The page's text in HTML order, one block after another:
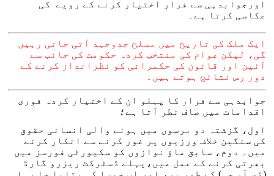
اورجوابدہی سے فرار اختیار کرنے کے رویے کی
عکاسی کرتا ہے۔
ایک ملک کی تاریخ میں مسلح جدوجہد آتی جاتی رہیں
گی، لیکن عوام کی منتخب کردہ حکومت کی جانب سے
آئین اور قانون کی حکمرانی کو نظرانداز کرنے کے
دور رس نتائج ہوتے ہیں۔
جوابدہی سے فرار کا پہلو ان کے اختیار کردہ فوری
اقدامات میں صاف نطر آتا ہے؛
اول، گزشتہ دو برسوں میں ہونے والی انسانی حقوق
کی سنگین خلاف ورزیوں پر غور کرنے سے انکار کرنے
میں۔ دوم، سابق ماؤ نوازوں کو سکیورٹی فورسز میں
بھرتی کرنے کے عمل میں،پہلے ڈسٹرکٹ ریزرو گارڈ
(ڈی آر جی) کے طور پر، اور اب جیسا کہ بتایا جا رہا